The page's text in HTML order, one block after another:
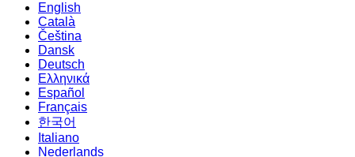
English
Català
Čeština
Dansk
Deutsch
Ελληνικά
Español
Français
한국어
Italiano
Nederlands